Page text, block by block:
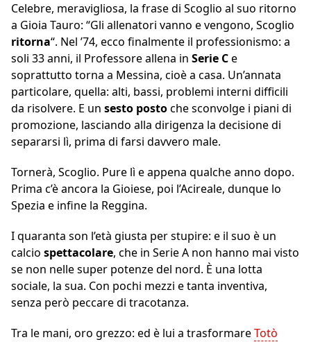
Celebre, meravigliosa, la frase di Scoglio al suo ritorno
a Gioia Tauro: “Gli allenatori vanno e vengono, Scoglio
ritorna“. Nel ’74, ecco finalmente il professionismo: a
soli 33 anni, il Professore allena in Serie Ce
soprattutto torna a Messina, cioè a casa. Un’annata
particolare, quella: alti, bassi, problemi interni difficili
da risolvere. E un sesto postoche sconvolge i piani di
promozione, lasciando alla dirigenza la decisione di
separarsi lì, prima di farsi davvero male.
Tornerà, Scoglio. Pure lì e appena qualche anno dopo.
Prima c’è ancora la Gioiese, poi l’Acireale, dunque lo
Spezia e infine la Reggina.
I quaranta son l’età giusta per stupire: e il suo è un
calcio spettacolare, che in Serie A non hanno mai visto
se non nelle super potenze del nord. È una lotta
sociale, la sua. Con pochi mezzi e tanta inventiva,
senza però peccare di tracotanza.
Tra le mani, oro grezzo: ed è lui a trasformareTotò